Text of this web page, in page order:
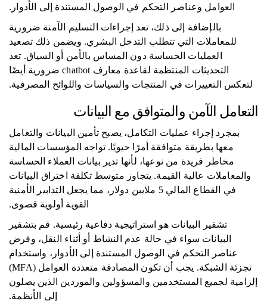
العوامل وعناصر التحكم في الوصول المستندة إلى الأدوار.
بالإضافة إلى ذلك، تعد إجراءات التسليم الآمنة ضرورية
للمعاملات التي تتطلب التدخل البشري. ويضمن ذلك تصعيد
العمليات الحساسة دون المساس بالأمن أو السياق. تعد
التحديثات المنتظمة لقاعدة معارف chatbot ضرورية أيضًا
لتعكس التغييرات في المنتجات والسياسات واللوائح المصرفية.
التعامل الآمن والمتوافق مع البيانات
بمجرد إجراء عمليات التكامل، يصبح تأمين البيانات والتعامل
معها بطريقة متوافقة أمرًا حيويًا. تواجه المؤسسات المالية
مخاطر فريدة من نوعها، لأنها تدير بيانات العملاء الحساسة
والمعاملات عالية القيمة. يتجاوز متوسط ​​تكلفة اختراق البيانات
في القطاع المالي 5 ملايين دولار، مما يجعل التدابير الأمنية
القوية أولوية قصوى.
تشفير البيانات هو استراتيجية دفاعية رئيسية. قم بتشفير
البيانات سواء في حالة عدم النشاط أو أثناء النقل، وفرض
عناصر التحكم في الوصول المستندة إلى الأدوار، واستخدام
تجزئة الشبكة. يجب أن تكون المصادقة متعددة العوامل (MFA)
إلزامية لجميع المستخدمين والمسؤولين والموردين الذين يصلون
إلى الأنظمة.